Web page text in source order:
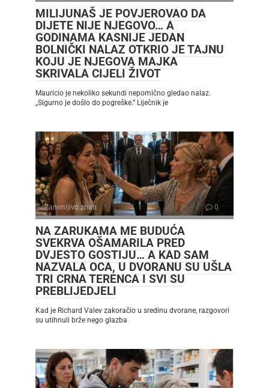
MILIJUNAŠ JE POVJEROVAO DA
DIJETE NIJE NJEGOVO… A
GODINAMA KASNIJE JEDAN
BOLNIČKI NALAZ OTKRIO JE TAJNU
KOJU JE NJEGOVA MAJKA
SKRIVALA CIJELI ŽIVOT
Mauricio je nekoliko sekundi nepomično gledao nalaz.
„Sigurno je došlo do pogreške.” Liječnik je
Zanimljivo znati 0
NA ZARUKAMA ME BUDUĆA
SVEKRVA OŠAMARILA PRED
DVJESTO GOSTIJU… A KAD SAM
NAZVALA OCA, U DVORANU SU UŠLA
TRI CRNA TERENCA I SVI SU
PREBLIJEDJELI
Kad je Richard Valev zakoračio u sredinu dvorane, razgovori
su utihnuli brže nego glazba